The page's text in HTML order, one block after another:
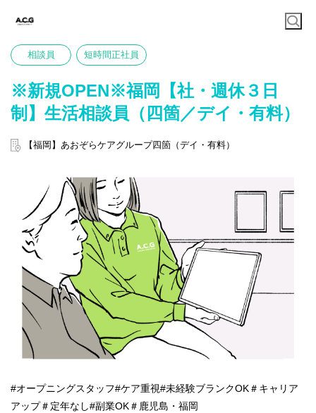
相談員 短時間正社員
※新規OPEN※福岡【社・週休３日
制】生活相談員（四箇／デイ・有料）
【福岡】あおぞらケアグループ四箇（デイ・有料）
#オープニングスタッフ#ケア重視#未経験ブランクOK＃キャリア
アップ＃定年なし#副業OK＃鹿児島・福岡